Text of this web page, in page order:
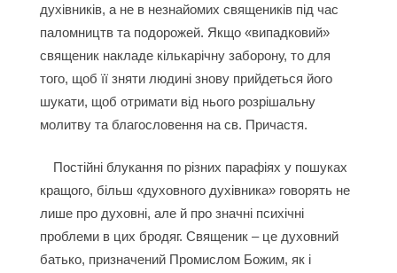
духівників, а не в незнайомих священиків під час
паломництв та подорожей. Якщо «випадковий»
священик накладе кількарічну заборону, то для
того, щоб її зняти людині знову прийдеться його
шукати, щоб отримати від нього розрішальну
молитву та благословення на св. Причастя.
Постійні блукання по різних парафіях у пошуках
кращого, більш «духовного духівника» говорять не
лише про духовні, але й про значні психічні
проблеми в цих бродяг. Священик – це духовний
батько, призначений Промислом Божим, як і